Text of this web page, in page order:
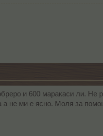
и 600 маракаси ли. Не
а не ми е ясно. Моля за